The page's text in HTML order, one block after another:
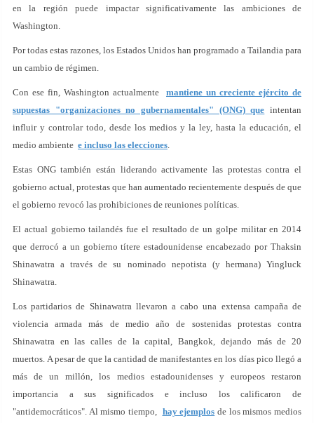
en la región puede impactar significativamente las ambiciones de
Washington.
Por todas estas razones, los Estados Unidos han programado a Tailandia para
un cambio de régimen.
Con ese fin, Washington actualmente mantiene un creciente ejército de
supuestas "organizaciones no gubernamentales" (ONG) que intentan
influir y controlar todo, desde los medios y la ley, hasta la educación, el
medio ambiente e incluso las elecciones.
Estas ONG también están liderando activamente las protestas contra el
gobierno actual, protestas que han aumentado recientemente después de que
el gobierno revocó las prohibiciones de reuniones políticas.
El actual gobierno tailandés fue el resultado de un golpe militar en 2014
que derrocó a un gobierno títere estadounidense encabezado por Thaksin
Shinawatra a través de su nominado nepotista (y hermana) Yingluck
Shinawatra.
Los partidarios de Shinawatra llevaron a cabo una extensa campaña de
violencia armada más de medio año de sostenidas protestas contra
Shinawatra en las calles de la capital, Bangkok, dejando más de 20
muertos. A pesar de que la cantidad de manifestantes en los días pico llegó a
más de un millón, los medios estadounidenses y europeos restaron
importancia a sus significados e incluso los calificaron de
"antidemocráticos". Al mismo tiempo, hay ejemplos de los mismos medios